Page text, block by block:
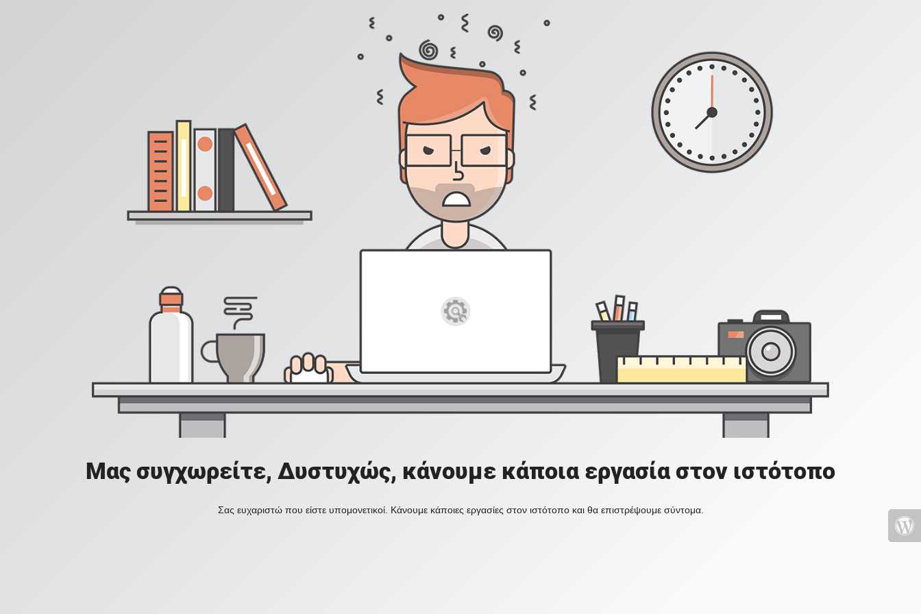
Μας συγχωρείτε, Δυστυχώς, κάνουμε κάποια εργασία στον ιστότοπο
Σας ευχαριστώ που είστε υπομονετικοί. Κάνουμε κάποιες εργασίες στον ιστότοπο και θα επιστρέψουμε σύντομα.